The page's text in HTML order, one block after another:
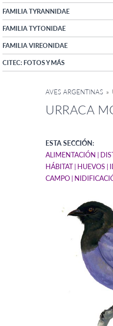
FAMILIA TYRANNIDAE
FAMILIA TYTONIDAE
FAMILIA VIREONIDAE
CITEC: FOTOS Y MÁS
AVES ARGENTINAS »
URRACA
ESTA SECCIÓN:
ALIMENTACIÓN
HÁBITAT HUEVOS
CAMPO